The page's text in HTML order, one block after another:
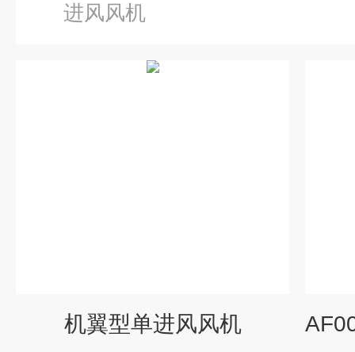
进风风机
机翼型单进风风机